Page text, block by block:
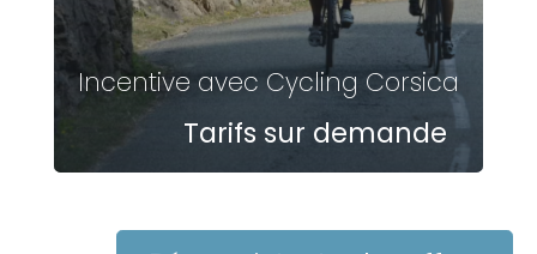
Incentive avec Cycling Corsica
Tarifs sur demande